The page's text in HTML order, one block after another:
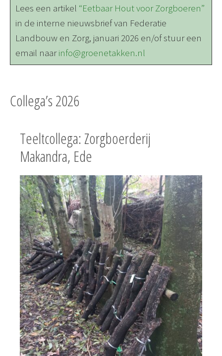
Lees een artikel “Eetbaar Hout voor Zorgboeren”
in de interne nieuwsbrief van Federatie
Landbouw en Zorg, januari 2026 en/of stuur een
email naarinfo@groenetakken.nl
Collega’s 2026
Teeltcollega: Zorgboerderij
Makandra, Ede